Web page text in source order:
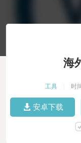
海
工具 时
安卓下载